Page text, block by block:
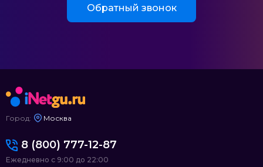
Обратный звонок
Город: Москва
8 (800) 777-12-87
Ежедневно с 9:00 до 22:00